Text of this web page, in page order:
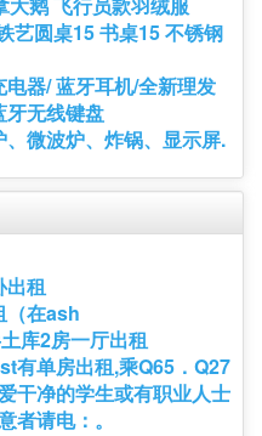
大鹅 飞行员款羽绒服
艺圆桌15 书桌15 不锈钢
器/ 蓝牙耳机/全新理发
牙无线键盘
微波炉、炸锅、显示屏.
出租
（在ash
库2房一厅出租
有单房出租,乘Q65．Q27
干净的学生或有职业人士
者请电：。